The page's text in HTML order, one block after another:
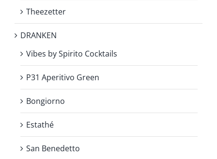
Theezetter
DRANKEN
Vibes by Spirito Cocktails
P31 Aperitivo Green
Bongiorno
Estathé
San Benedetto